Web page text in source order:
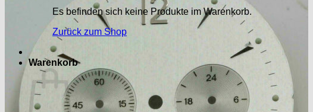
Es befinden sich keine Produkte im Warenkorb.
Zurück zum Shop
Warenkorb